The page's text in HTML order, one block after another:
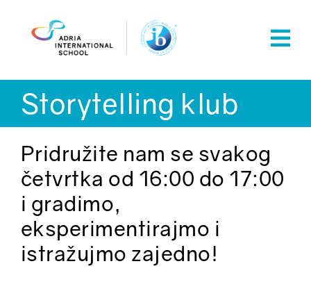
Storytelling klub
Pridružite nam se svakog
četvrtka od 16:00 do 17:00
i gradimo,
eksperimentirajmo i
istražujmo zajedno!